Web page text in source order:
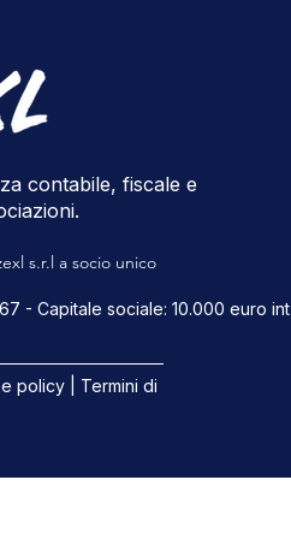
contabile, fiscale e
s.r.l a socio unico
- Capitale sociale: 10.000 euro int
policy| Termini di